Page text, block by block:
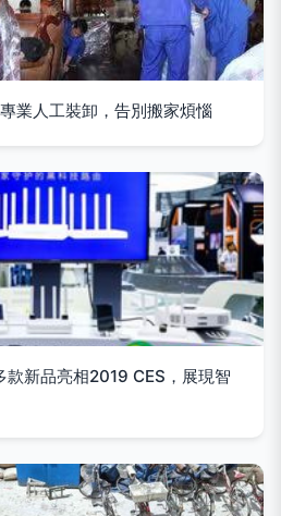
業人工裝卸，告別搬家煩惱
新品亮相2019 CES，展現智